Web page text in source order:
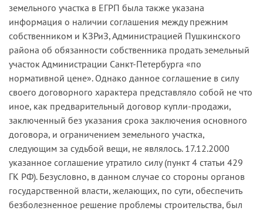
земельного участка в ЕГРП была также указана
информация о наличии соглашения между прежним
собственником и КЗРиЗ, Администрацией Пушкинского
района об обязанности собственника продать земельный
участок Администрации Санкт-Петербурга «по
нормативной цене». Однако данное соглашение в силу
своего договорного характера представляло собой не что
иное, как предварительный договор купли-продажи,
заключенный без указания срока заключения основного
договора, и ограничением земельного участка,
следующим за судьбой вещи, не являлось. 17.12.2000
указанное соглашение утратило силу (пункт 4 статьи 429
ГК РФ). Безусловно, в данном случае со стороны органов
государственной власти, желающих, по сути, обеспечить
безболезненное решение проблемы строительства, был